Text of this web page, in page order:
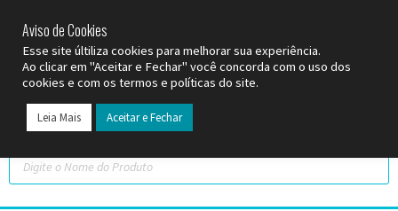
Aviso de Cookies
Esse site últiliza cookies para melhorar sua experiência.
Ao clicar em "Aceitar e Fechar" você concorda com o uso dos
cookies e com os termos e políticas do site.
Leia Mais Aceitar e Fechar